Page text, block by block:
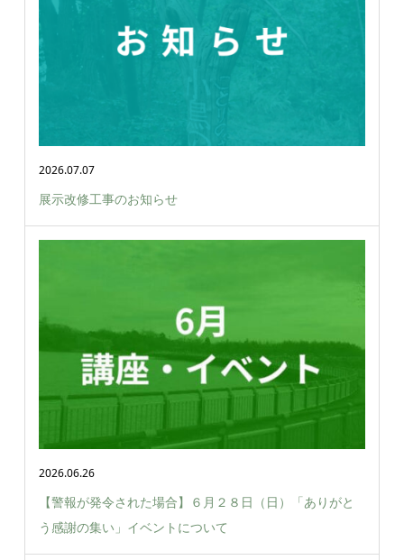
2026.07.07
展示改修工事のお知らせ
2026.06.26
【警報が発令された場合】６月２８日（日）「ありがと
う感謝の集い」イベントについて